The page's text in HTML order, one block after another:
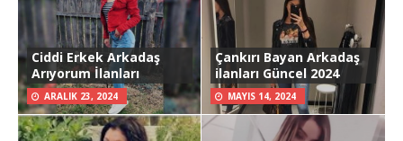
Ciddi Erkek Arkadaş
Arıyorum İlanları
ARALIK 23, 2024
Çankırı Bayan Arkadaş
ilanları Güncel 2024
MAYIS 14, 2024